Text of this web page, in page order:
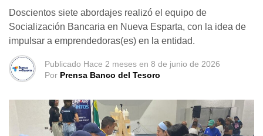
Doscientos siete abordajes realizó el equipo de
Socialización Bancaria en Nueva Esparta, con la idea de
impulsar a emprendedoras(es) en la entidad.
Publicado Hace 2 meses en 8 de junio de 2026
Por Prensa Banco del Tesoro